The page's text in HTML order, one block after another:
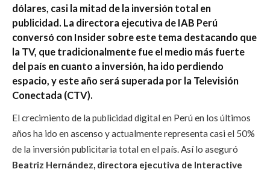
dólares, casi la mitad de la inversión total en
publicidad. La directora ejecutiva de IAB Perú
conversó con Insider sobre este tema destacando que
la TV, que tradicionalmente fue el medio más fuerte
del país en cuanto a inversión, ha ido perdiendo
espacio, y este año será superada por la Televisión
Conectada (CTV).
El crecimiento de la publicidad digital en Perú en los últimos
años ha ido en ascenso y actualmente representa casi el 50%
de la inversión publicitaria total en el país. Así lo aseguró
Beatriz Hernández, directora ejecutiva de Interactive